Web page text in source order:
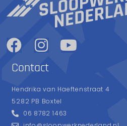
Contact
Hendrika van Haeftenstraat 4
5282 PB Boxtel
06 8782 1463